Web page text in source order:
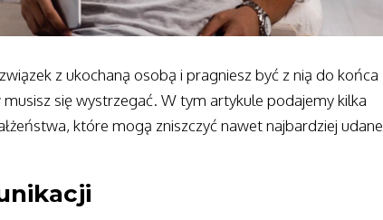
z ukochaną osobą i pragniesz być z nią do końca
musisz się wystrzegać. W tym artykule podajemy kilka
które mogą zniszczyć nawet najbardziej udane